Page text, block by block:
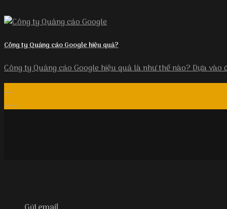
Công ty Quảng cáo Google hiệu quả?
Công ty Quảng cáo Google hiệu quả là như thế nào? Dựa vào
23
Th9